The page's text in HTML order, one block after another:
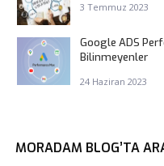
3 Temmuz 2023
Google ADS
Bilinmeyenler
24 Haziran 2023
MORADAM BLOG’TA